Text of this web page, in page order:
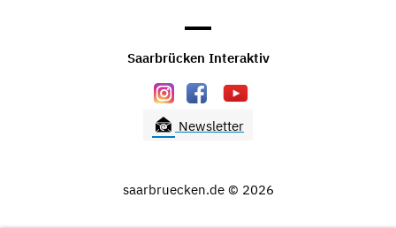
Saarbrücken Interaktiv
Newsletter
saarbruecken.de © 2026